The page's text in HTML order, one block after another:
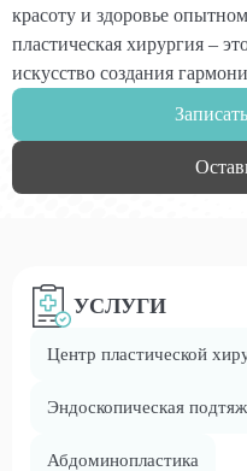
красоту и здоровье
пластическая хирургия –
искусство создания
УСЛУГИ
Центр пластической
Эндоскопическая
Абдоминопластика